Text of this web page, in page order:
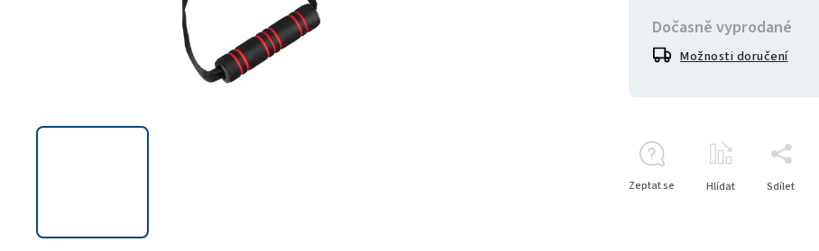
Dočasně vyprodané
Možnosti doručení
Zeptat se Hlídat Sdílet